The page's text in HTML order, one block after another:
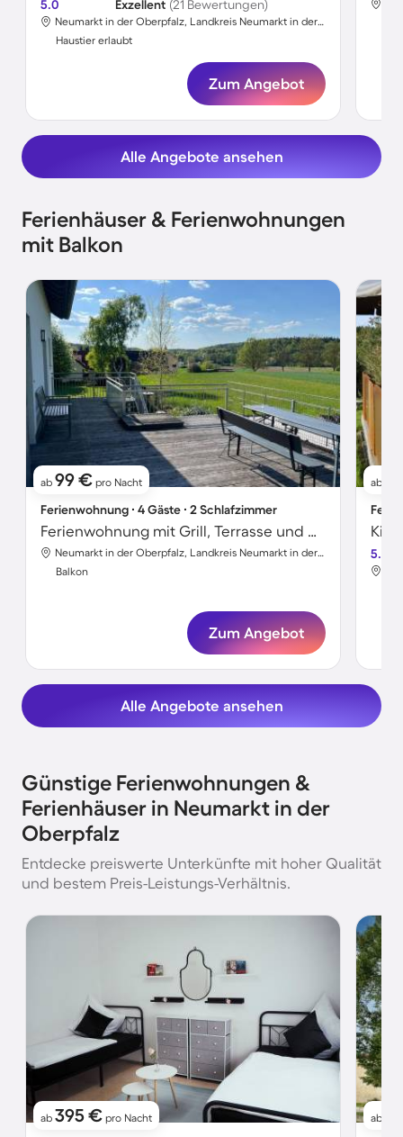
5.0 Exzellent (21 Bewertungen)
Neumarkt in der Oberpfalz, Landkreis Neumarkt in der Oberpfalz, Deutschland
Haustier erlaubt
Zum Angebot
Alle Angebote ansehen
Ferienhäuser & Ferienwohnungen
mit Balkon
ab 99 € pro Nacht
Ferienwohnung ∙ 4 Gäste ∙ 2 Schlafzimmer
Ferienwohnung mit Grill, Terrasse und Garten | Bergblick
Neumarkt in der Oberpfalz, Landkreis Neumarkt in der Oberpfalz, Deutschland
Balkon
Zum Angebot
ab
5.0
Alle Angebote ansehen
Günstige Ferienwohnungen &
Ferienhäuser in Neumarkt in der
Oberpfalz
Entdecke preiswerte Unterkünfte mit hoher Qualität
und bestem Preis-Leistungs-Verhältnis.
ab 395 € pro Nacht ab